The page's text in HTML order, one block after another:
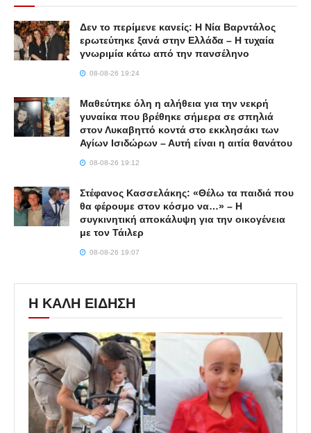
Δεν το περίμενε κανείς: Η Νία Βαρντάλος
ερωτεύτηκε ξανά στην Ελλάδα – Η τυχαία
γνωριμία κάτω από την πανσέληνο
08-08-26 19:24
Μαθεύτηκε όλη η αλήθεια για την νεκρή
γυναίκα που βρέθηκε σήμερα σε σπηλιά
στον Λυκαβηττό κοντά στο εκκλησάκι των
Αγίων Ισιδώρων – Αυτή είναι η αιτία θανάτου
08-08-26 19:12
Στέφανος Κασσελάκης: «Θέλω τα παιδιά που
θα φέρουμε στον κόσμο να…» – Η
συγκινητική αποκάλυψη για την οικογένεια
με τον Τάιλερ
08-08-26 19:07
Η ΚΑΛΗ ΕΙΔΗΣΗ